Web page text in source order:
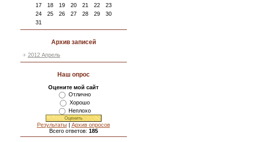
17
18 19 20 21 22
23
24
25 26 27 28 29
30
31
Архив записей
2012 Апрель
Наш опрос
Оцените мой сайт
Отлично
Хорошо
Неплохо
Результаты| Архив опросов
Всего ответов: 185